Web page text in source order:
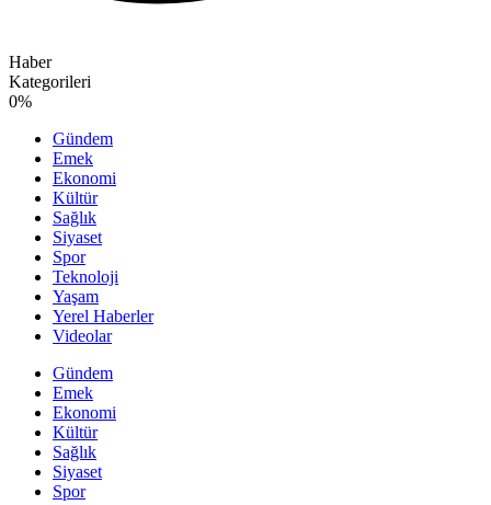
Haber
Kategorileri
0%
Gündem
Emek
Ekonomi
Kültür
Sağlık
Siyaset
Spor
Teknoloji
Yaşam
Yerel Haberler
Videolar
Gündem
Emek
Ekonomi
Kültür
Sağlık
Siyaset
Spor